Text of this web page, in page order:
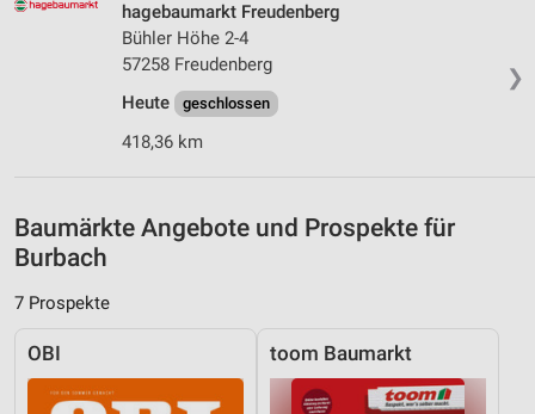
❯
hagebaumarkt Freudenberg
Bühler Höhe 2-4
57258 Freudenberg
Heute
geschlossen
418,36 km
Baumärkte Angebote und Prospekte für
Burbach
7 Prospekte
OBI toom Baumarkt
Erstellung von Profilen für personalisierte
Verwendung von Profilen zur Auswahl
personalisierter Werbung
Verwendung von Profilen zur Auswahl
personalisierter Inhalte
Messung der Werbeleistung
Messung der Performance von Inhalten